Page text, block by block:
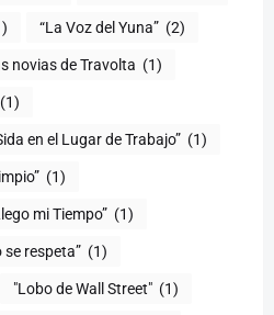
“La Voz del Yuna” (2)
novias de Travolta (1)
(1)
en el Lugar de Trabajo” (1)
(1)
mi Tiempo” (1)
se respeta” (1)
"Lobo de Wall Street" (1)